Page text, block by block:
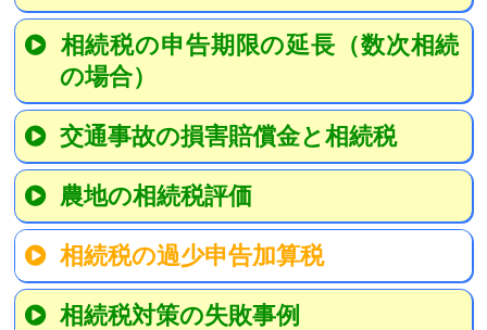
相続税の申告期限の延長（数次相続
の場合）
交通事故の損害賠償金と相続税
農地の相続税評価
相続税の過少申告加算税
相続税対策の失敗事例